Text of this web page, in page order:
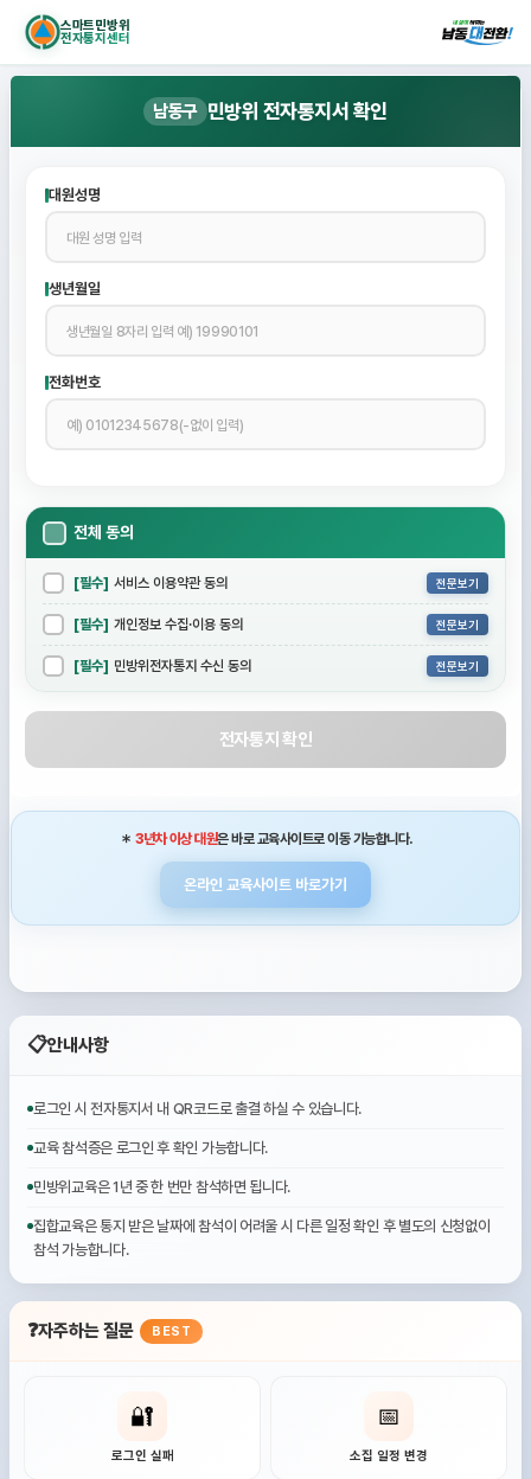
스마트민방위
전자통지센터
남동구 민방위 전자통지서 확인
대원성명
생년월일
전화번호
전체 동의
[필수] 서비스 이용약관 동의 전문보기
[필수] 개인정보 수집·이용 동의 전문보기
[필수] 민방위전자통지 수신 동의 전문보기
전자통지 확인
＊ 3년차 이상 대원은 바로 교육사이트로 이동 가능합니다.
온라인 교육사이트 바로가기
📋안내사항
로그인 시 전자통지서 내 QR코드로 출결 하실 수 있습니다.
교육 참석증은 로그인 후 확인 가능합니다.
민방위교육은 1년 중 한 번만 참석하면 됩니다.
집합교육은 통지 받은 날짜에 참석이 어려울 시 다른 일정 확인 후 별도의 신청없이
참석 가능합니다.
❓자주하는 질문 BEST
🔐
로그인 실패
📅
소집 일정 변경